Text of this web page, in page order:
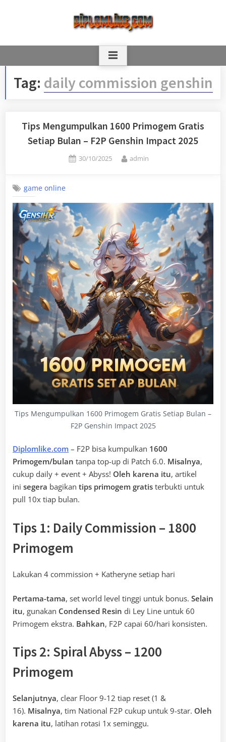
Tag: daily commission genshin
Tips Mengumpulkan 1600 Primogem Gratis
Setiap Bulan – F2P Genshin Impact 2025
Posted
30/10/2025 By
admin
game online
Tips Mengumpulkan 1600 Primogem Gratis Setiap Bulan –
F2P Genshin Impact 2025
Diplomlike.com – F2P bisa kumpulkan 1600
Primogem/bulan tanpa top-up di Patch 6.0. Misalnya,
cukup daily + event + Abyss! Oleh karena itu, artikel
ini segera bagikan tips primogem gratis terbukti untuk
pull 10x tiap bulan.
Tips 1: Daily Commission – 1800
Primogem
Lakukan 4 commission + Katheryne setiap hari
Pertama-tama, set world level tinggi untuk bonus. Selain
itu, gunakan Condensed Resin di Ley Line untuk 60
Primogem ekstra. Bahkan, F2P capai 60/hari konsisten.
Tips 2: Spiral Abyss – 1200
Primogem
Selanjutnya, clear Floor 9-12 tiap reset (1 &
16). Misalnya, tim National F2P cukup untuk 9-star. Oleh
karena itu, latihan rotasi 1x seminggu.